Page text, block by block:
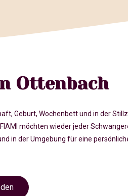
Ottenbach
Geburt, Wochenbett und in der
möchten wieder jeder
in der Umgebung für eine